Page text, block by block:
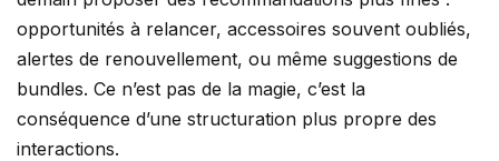
opportunités à relancer, accessoires souvent oubliés,
alertes de renouvellement, ou même suggestions de
bundles. Ce n’est pas de la magie, c’est la
conséquence d’une structuration plus propre des
interactions.